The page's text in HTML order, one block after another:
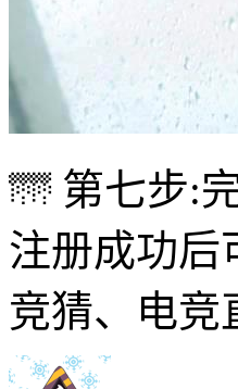
🌁 第七步:
注册成功后
竞猜、电竞